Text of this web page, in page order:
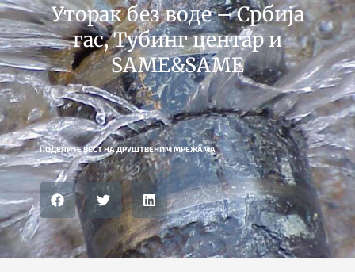
Уторак без воде – Србија
гас, Тубинг центар и
SAME&SAME
ПОДЕЛИТЕ ВЕСТ НА ДРУШТВЕНИМ МРЕЖАМА